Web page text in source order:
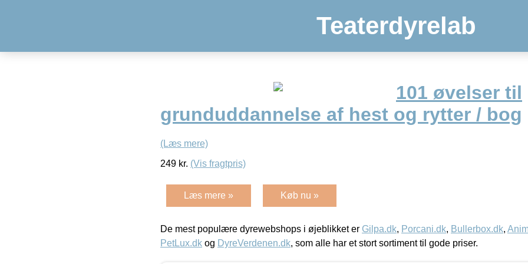
Teaterdyrelab
101 øvelser til
grunduddannelse af hest og rytter / bog
(Læs mere)
249 kr. (Vis fragtpris)
Læs mere » Køb nu »
De mest populære dyrewebshops i øjeblikket er Gilpa.dk, Porcani.dk, Bullerbox.dk,
PetLux.dk og DyreVerdenen.dk, som alle har et stort sortiment til gode priser.